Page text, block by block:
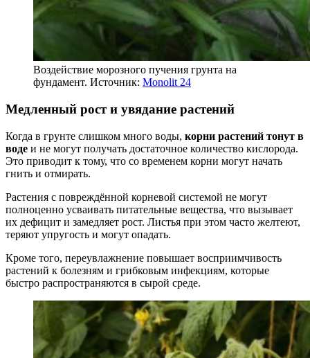
Воздействие морозного пучения грунта на
фундамент. Источник: Monolit 24
Медленный рост и увядание растений
Когда в грунте слишком много воды, корни растений тонут в
воде и не могут получать достаточное количество кислорода.
Это приводит к тому, что со временем корни могут начать
гнить и отмирать.
Растения с повреждённой корневой системой не могут
полноценно усваивать питательные вещества, что вызывает
их дефицит и замедляет рост. Листья при этом часто желтеют,
теряют упругость и могут опадать.
Кроме того, переувлажнение повышает восприимчивость
растений к болезням и грибковым инфекциям, которые
быстро распространяются в сырой среде.